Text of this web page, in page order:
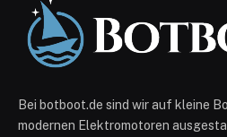
Bei botboot.de sind wir auf kleine
modernen Elektromotoren